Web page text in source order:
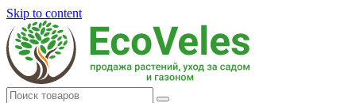
Skip to content